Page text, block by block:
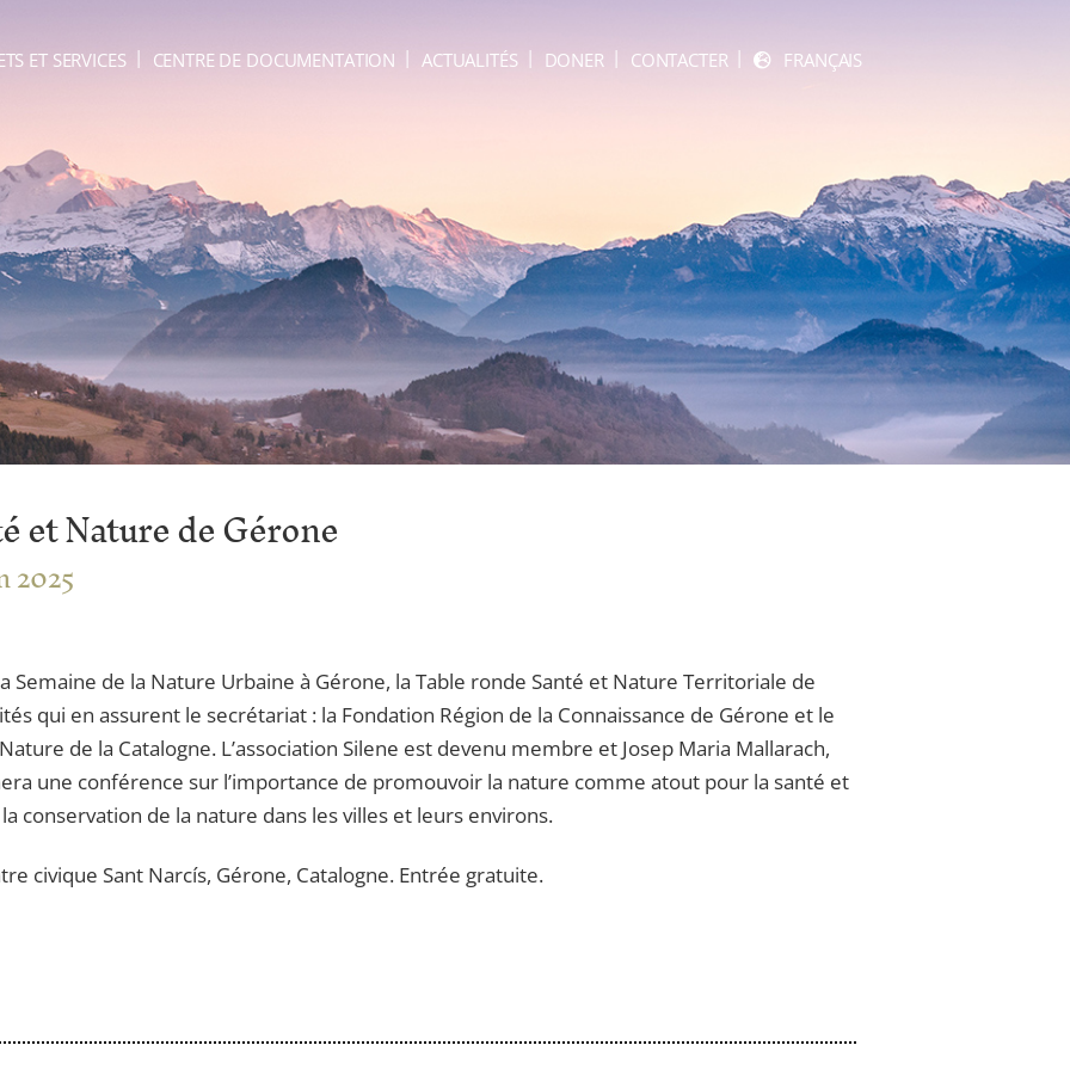
ET SERVICES CENTRE DE DOCUMENTATION ACTUALITÉS DONER CONTACTER FRANÇAIS
et Nature de Gérone
Semaine de la Nature Urbaine à Gérone, la Table ronde Santé et Nature Territoriale de
qui en assurent le secrétariat : la Fondation Région de la Connaissance de Gérone et le
de la Catalogne. L’association Silene est devenu membre et Josep Maria Mallarach,
une conférence sur l’importance de promouvoir la nature comme atout pour la santé et
conservation de la nature dans les villes et leurs environs.
civique Sant Narcís, Gérone, Catalogne. Entrée gratuite.